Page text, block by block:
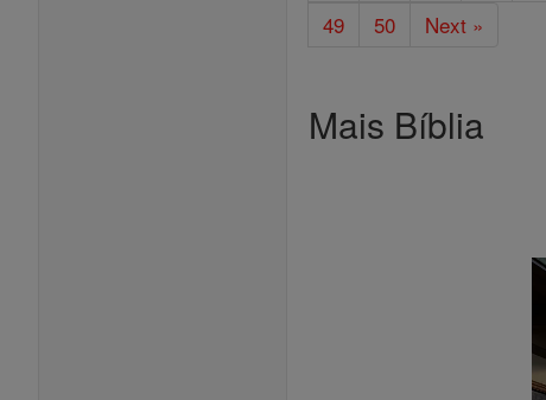
49
50 Next »
Mais Bíblia